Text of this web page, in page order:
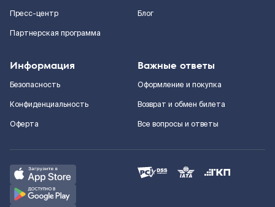
Пресс-центр
Партнерская программа
Блог
Информация
Безопасность
Конфиденциальность
Оферта
Важные ответы
Оформление и покупка
Возврат и обмен билета
Все вопросы и ответы